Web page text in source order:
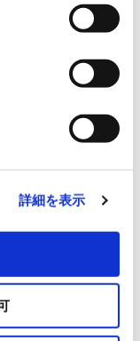
詳細を表示
場産業振興センタ
福岡県 久留米市 東
（九州ブロック福岡
テム事業本部 グリー